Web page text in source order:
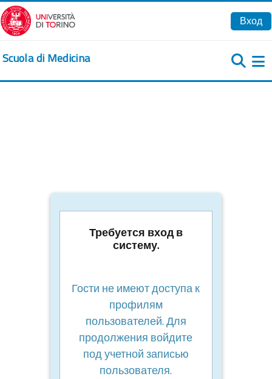
Перейти к основному содержанию
Вход
Scuola di Medicina
Требуется вход в
систему.
Гости не имеют доступа к
профилям
пользователей. Для
продолжения войдите
под учетной записью
пользователя.